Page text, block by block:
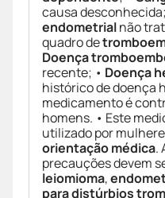
causa
endometrialnão
quadro de
Doença
recente; • Doença
histórico de doença
medicamento é
homens. • Este
utilizado por
orientação médica.
precauções devem
leiomioma,
para distúrbios